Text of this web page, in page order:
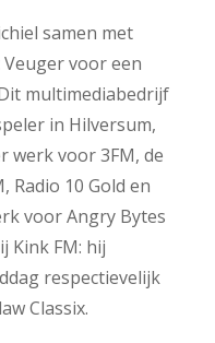
samen met
Veuger voor een
multimediabedrijf
in Hilversum,
werk voor 3FM, de
Radio 10 Gold en
voor Angry Bytes
Kink FM: hij
respectievelijk
Classix.